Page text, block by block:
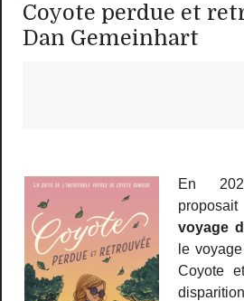
Coyote perdue et
Dan Gemeinhart
En
voyage
le
Coyote